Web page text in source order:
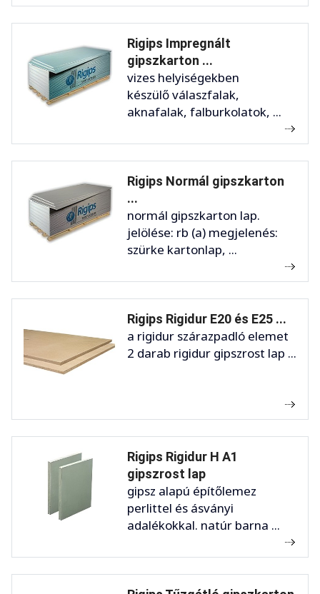
Rigips Impregnált
gipszkarton ...
vizes helyiségekben
készülő válaszfalak,
aknafalak, falburkolatok, ...
Rigips Normál gipszkarton
...
normál gipszkarton lap.
jelölése: rb (a) megjelenés:
szürke kartonlap, ...
Rigips Rigidur E20 és E25 ...
a rigidur szárazpadló elemet
2 darab rigidur gipszrost lap ...
Rigips Rigidur H A1
gipszrost lap
gipsz alapú építőlemez
perlittel és ásványi
adalékokkal. natúr barna ...